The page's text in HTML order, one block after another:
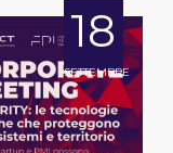
18
SETTEMBRE